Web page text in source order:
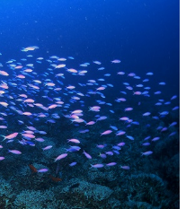
ください。これまでの経
きますので、ご不安のあ
する器材やスーツのレンタ
し出ください。